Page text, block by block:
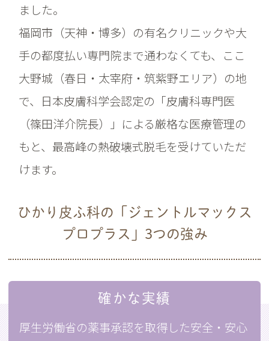
ました。
福岡市（天神・博多）の有名クリニックや大
手の都度払い専門院まで通わなくても、ここ
大野城（春日・太宰府・筑紫野エリア）の地
で、日本皮膚科学会認定の「皮膚科専門医
（篠田洋介院長）」による厳格な医療管理の
もと、最高峰の熱破壊式脱毛を受けていただ
けます。
ひかり皮ふ科の「ジェントルマックス
プロプラス」3つの強み
確かな実績
厚生労働省の薬事承認を取得した安全・安心